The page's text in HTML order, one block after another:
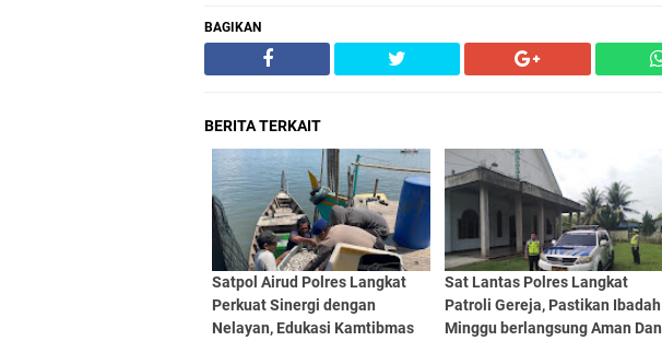
BAGIKAN
BERITA TERKAIT
Satpol Airud Polres Langkat
Perkuat Sinergi dengan
Nelayan, Edukasi Kamtibmas
Sat Lantas Polres Langkat
Patroli Gereja, Pastikan Ibadah
Minggu berlangsung Aman Dan